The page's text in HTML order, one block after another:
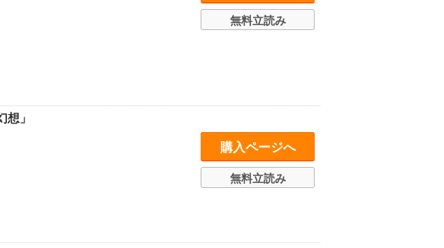
無料立読み
」
購入ページへ
無料立読み